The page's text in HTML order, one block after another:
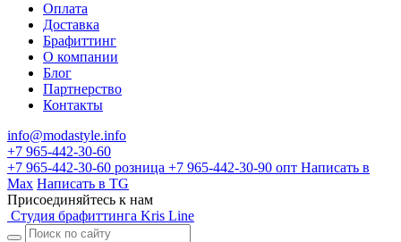
Оплата
Доставка
Брафиттинг
О компании
Блог
Партнерство
Контакты
info@modastyle.info
+7 965-442-30-60
+7 965-442-30-60 розница +7 965-442-30-90 опт Написать в
Max Написать в TG
Присоединяйтесь к нам
Студия брафиттинга Kris Line